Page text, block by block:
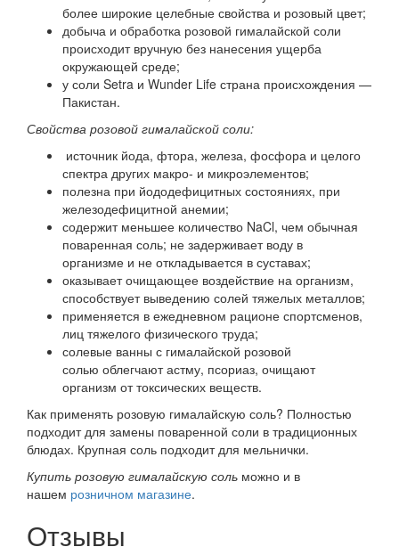
более широкие целебные свойства и розовый цвет;
добыча и обработка розовой гималайской соли
происходит вручную без нанесения ущерба
окружающей среде;
у соли Setra и Wunder Life страна происхождения —
Пакистан.
Свойства розовой гималайской соли:
источник йода, фтора, железа, фосфора и целого
спектра других макро- и микроэлементов;
полезна при йододефицитных состояниях, при
железодефицитной анемии;
содержит меньшее количество NaCl, чем обычная
поваренная соль; не задерживает воду в
организме и не откладывается в суставах;
оказывает очищающее воздействие на организм,
способствует выведению солей тяжелых металлов;
применяется в ежедневном рационе спортсменов,
лиц тяжелого физического труда;
солевые ванны с гималайской розовой
солью облегчают астму, псориаз, очищают
организм от токсических веществ.
Как применять розовую гималайскую соль? Полностью
подходит для замены поваренной соли в традиционных
блюдах. Крупная соль подходит для мельнички.
Купить розовую гималайскую соль можно и в
нашем розничном магазине.
Отзывы